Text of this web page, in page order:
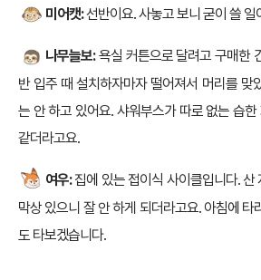
미어캣:선반이요. 사놓고 보니 굳이 쓸 일
나무늘보:욕실 커튼으로 달려고 구매한
반 입주 때 설치하자마자 떨어져서 머리를 맞
는 안 하고 있어요. 샤워부스가 따로 없는 습
같더라고요.
여우:집에 있는 접이식 사이클입니다. 산
막상 있으니 잘 안 하게 되더라고요. 아침에
도 타보겠습니다.